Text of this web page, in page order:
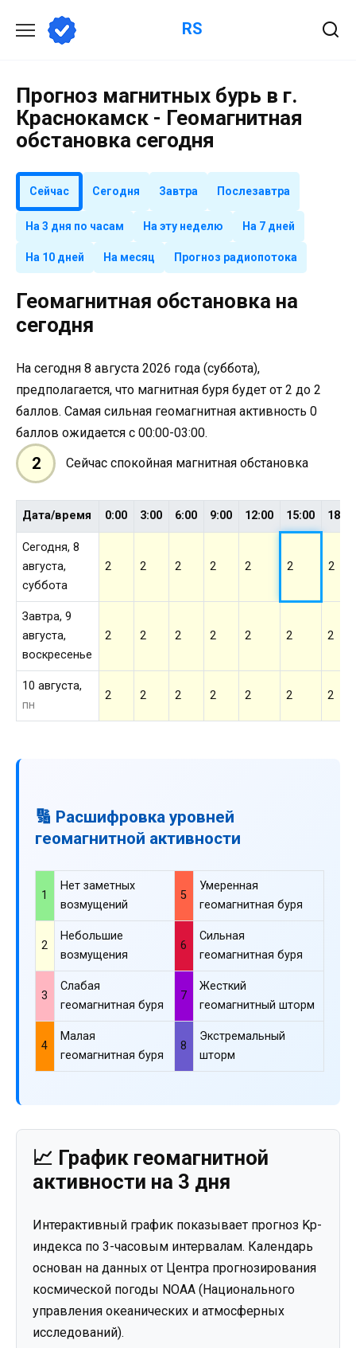
содержанию
RS
Прогноз магнитных бурь в г.
Краснокамск - Геомагнитная
обстановка сегодня
Сейчас Сегодня Завтра Послезавтра
На 3 дня по часам На эту неделю На 7 дней
На 10 дней На месяц Прогноз радиопотока
Геомагнитная обстановка на
сегодня
На сегодня 8 августа 2026 года (суббота),
предполагается, что магнитная буря будет от 2 до 2
баллов. Самая сильная геомагнитная активность 0
баллов ожидается с 00:00-03:00.
2 Сейчас спокойная магнитная обстановка
Дата/время 0:00 3:00 6:00 9:00 12:00 15:00 18:00
Сегодня, 8
августа,
суббота
2 2 2 2 2 2 2
Завтра, 9
августа,
воскресенье
2 2 2 2 2 2 2
10 августа,
пн
2 2 2 2 2 2 2
🔢 Расшифровка уровней
геомагнитной активности
1
Нет заметных
возмущений
5
Умеренная
геомагнитная буря
2
Небольшие
возмущения
6
Сильная
геомагнитная буря
3
Слабая
геомагнитная буря
7
Жесткий
геомагнитный шторм
4
Малая
геомагнитная буря
8
Экстремальный
шторм
📈 График геомагнитной
активности на 3 дня
Интерактивный график показывает прогноз Kp-
индекса по 3-часовым интервалам. Календарь
основан на данных от Центра прогнозирования
космической погоды NOAA (Национального
управления океанических и атмосферных
исследований).